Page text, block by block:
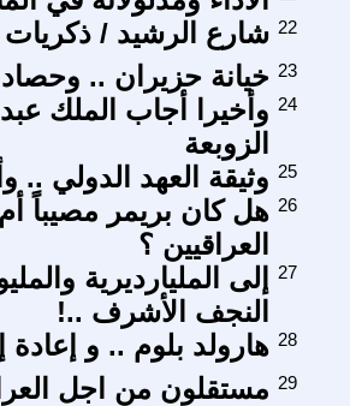
شارع الرشيد / ذكريات 22
خيانة حزيران .. 23
وأخيرا أجاب الملك
الزوبعة
24
وثيقة العهد الدولي .. 25
هل كان بريمر مصيباً
العراقيين ؟
26
إلى المليارديرية
النجف الأشرف ..!
27
هارولد بلوم .. و إعادة 28
مستقلون من اجل 29